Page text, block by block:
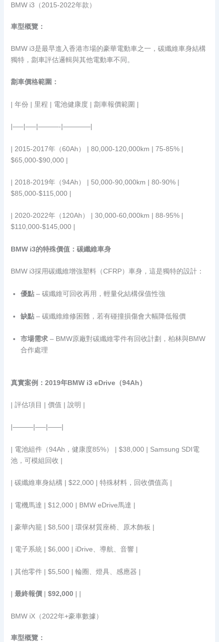
BMW i3（2015-2022年款）
車型概覽：
BMW i3是最早進入香港市場的豪華電動車之一，碳纖維車身結構
獨特，劏車評估邏輯與其他電動車不同。
劏車價格範圍：
| 年份 | 里程 | 電池健康度 | 劏車報價範圍 |
|—–|—–|———-|————|
| 2015-2017年（60Ah） | 80,000-120,000km | 75-85% |
$65,000-$90,000 |
| 2018-2019年（94Ah） | 50,000-90,000km | 80-90% |
$85,000-$115,000 |
| 2020-2022年（120Ah） | 30,000-60,000km | 88-95% |
$110,000-$145,000 |
BMW i3的特殊價值：碳纖維車身
BMW i3採用碳纖維增強塑料（CFRP）車身，這是獨特的設計：
優點– 碳纖維可回收再用，輕量化結構保值性強
缺點– 碳纖維維修困難，若有碰撞損傷會大幅降低報價
市場需求– BMW原廠對碳纖維零件有回收計劃，柏林與BMW
合作處理
真實案例：2019年BMW i3 eDrive（94Ah）
| 評估項目 | 價值 | 說明 |
|———|—–|——|
| 電池組件（94Ah，健康度85%） | $38,000 | Samsung SDI電
池，可模組回收 |
| 碳纖維車身結構 | $22,000 | 特殊材料，回收價值高 |
| 電機馬達 | $12,000 | BMW eDrive馬達 |
| 豪華內籠 | $8,500 | 環保材質座椅、原木飾板 |
| 電子系統 | $6,000 | iDrive、導航、音響 |
| 其他零件 | $5,500 | 輪圈、燈具、感應器 |
| 最終報價| $92,000| |
BMW iX（2022年+豪車數據）
車型概覽：